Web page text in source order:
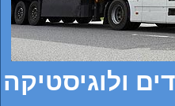
ולוגיסטיקה